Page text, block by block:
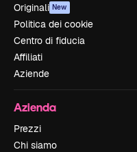
Originali New
Politica dei cookie
Centro di fiducia
Affiliati
Aziende
Azienda
Prezzi
Chi siamo